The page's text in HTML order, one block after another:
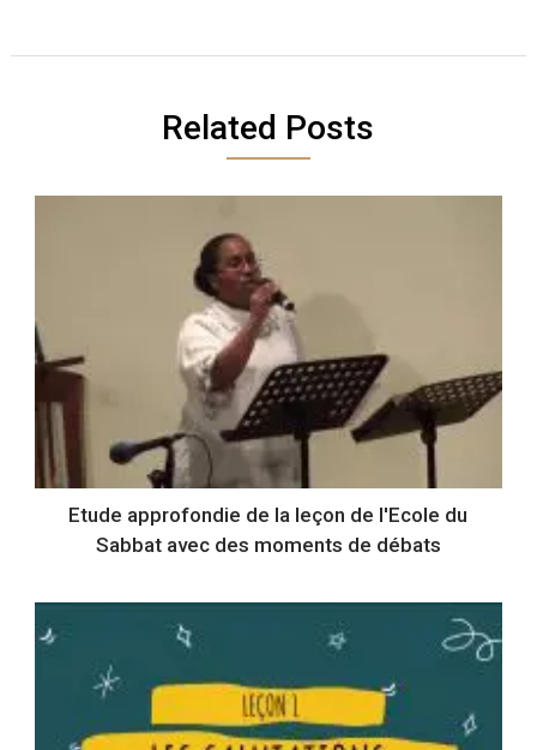
Related Posts
Etude approfondie de la leçon de l'Ecole du
Sabbat avec des moments de débats